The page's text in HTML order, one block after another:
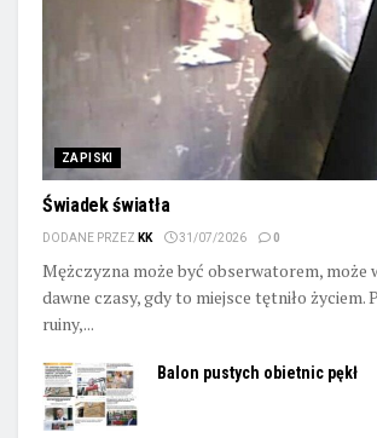
ZAPISKI
Świadek światła
DODANE PRZEZ KK 31/07/2026 0
Mężczyzna może być obserwatorem, może
dawne czasy, gdy to miejsce tętniło życiem.
ruiny,...
Balon pustych obietnic pękł